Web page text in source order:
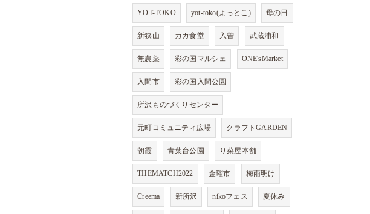
YOT-TOKO yot-toko(よっとこ) 母の日
新狭山 カカ食堂 入曽 武蔵浦和
無農薬 彩の国マルシェ ONE'sMarket
入間市 彩の国入間公園
所沢ものづくりセンター
元町コミュニティ広場 クラフトGARDEN
朝霞 青葉台公園 り菜屋本舗
THEMATCH2022 金曜市 梅雨明け
Creema 新所沢 nikoフェス 夏休み